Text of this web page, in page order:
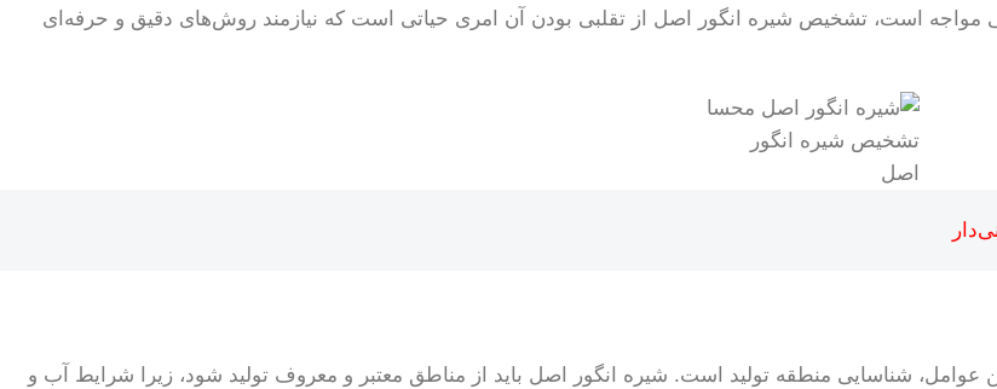
مواجه است، تشخیص شیره انگور اصل از تقلبی بودن آن امری حیاتی است که نیازمند روش‌های دقیق و حرفه‌ای
تشخیص شیره انگور
اصل
شناسایی منطقه تولید است. شیره انگور اصل باید از مناطق معتبر و معروف تولید شود، زیرا شرایط آب و